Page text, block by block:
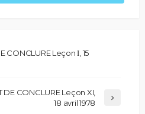
CONCLURE Leçon Ι, 15
DE CONCLURE Leçon XI,
18 avril 1978